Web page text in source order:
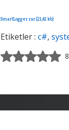
SmartLogger.rar (21,41 kb)
Etiketler : c#,